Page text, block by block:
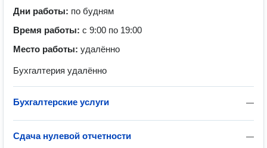
Дни работы: по будням
Время работы: с 9:00 по 19:00
Место работы: удалённо
Бухгалтерия удалённо
—
Бухгалтерские услуги
—
Сдача нулевой отчетности